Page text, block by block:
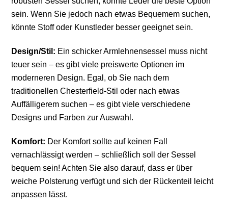
sein. Wenn Sie jedoch nach etwas Bequemem suchen,
könnte Stoff oder Kunstleder besser geeignet sein.
Design/Stil: Ein schicker Armlehnensessel muss nicht
teuer sein – es gibt viele preiswerte Optionen im
moderneren Design. Egal, ob Sie nach dem
traditionellen Chesterfield-Stil oder nach etwas
Auffälligerem suchen – es gibt viele verschiedene
Designs und Farben zur Auswahl.
Komfort: Der Komfort sollte auf keinen Fall
vernachlässigt werden – schließlich soll der Sessel
bequem sein! Achten Sie also darauf, dass er über
weiche Polsterung verfügt und sich der Rückenteil leicht
anpassen lässt.